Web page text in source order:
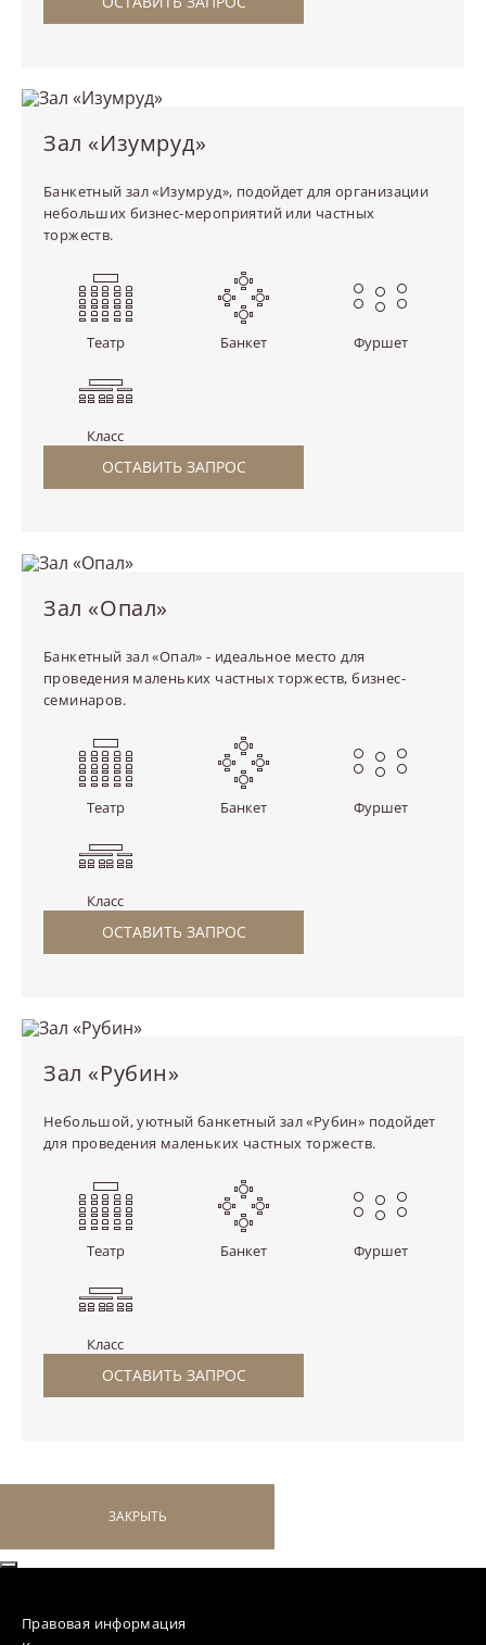
Зал «Изумруд»
Банкетный зал «Изумруд», подойдет для организации
небольших бизнес-мероприятий или частных
торжеств.
Театр Банкет Фуршет
Класс
ОСТАВИТЬ ЗАПРОС
Зал «Опал»
Банкетный зал «Опал» - идеальное место для
проведения маленьких частных торжеств, бизнес-
семинаров.
Театр Банкет Фуршет
Класс
ОСТАВИТЬ ЗАПРОС
Зал «Рубин»
Небольшой, уютный банкетный зал «Рубин» подойдет
для проведения маленьких частных торжеств.
Театр Банкет Фуршет
Класс
ОСТАВИТЬ ЗАПРОС
ЗАКРЫТЬ
Правовая информация